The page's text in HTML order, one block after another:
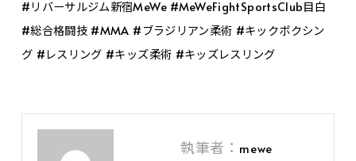
#リバーサルジム新宿MeWe #MeWeFightSportsClub目白
#総合格闘技 #MMA #ブラジリアン柔術 #キックボクシン
グ #レスリング #キッズ柔術 #キッズレスリング
執筆者： mewe